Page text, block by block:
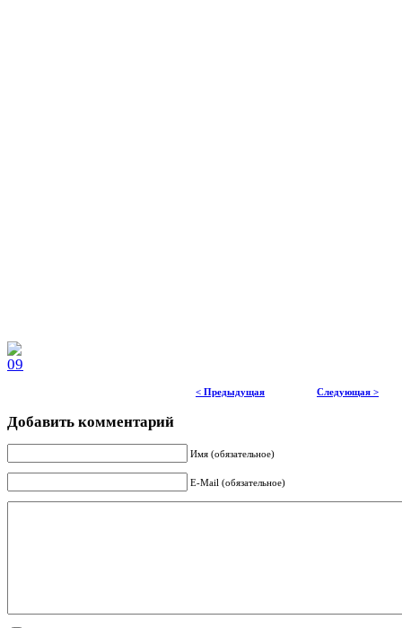
< Предыдущая Следующая >
Добавить комментарий
Имя (обязательное)
E-Mail (обязательное)